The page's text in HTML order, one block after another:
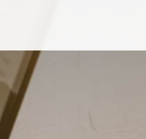
食品輸入販売
こだわりの日本製品輸出
衣料繊維加工製造